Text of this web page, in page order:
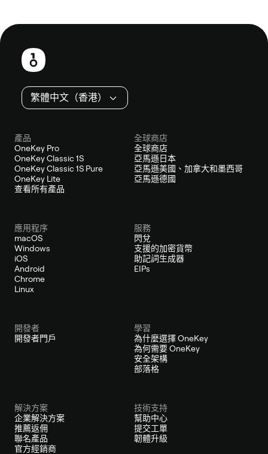
頁
繁體中文（香港）
產品
OneKey Pro
OneKey Classic 1S
OneKey Classic 1S Pure
OneKey Lite
查看所有產品
全球商店
全球商店
亞馬遜日本
亞馬遜美國、加拿大和墨西哥
亞馬遜德國
應用程序
macOS
Windows
iOS
Android
Chrome
Linux
服務
閃兌
支援的加密貨幣
助記詞生成器
EIPs
開發者
開發者門戶
學習
為什麼選擇 OneKey
為何需要 OneKey
安全架構
部落格
解決方案
企業解決方案
推薦返佣
聯名產品
官方經銷商
技術支持
幫助中心
提交工單
韌體升級